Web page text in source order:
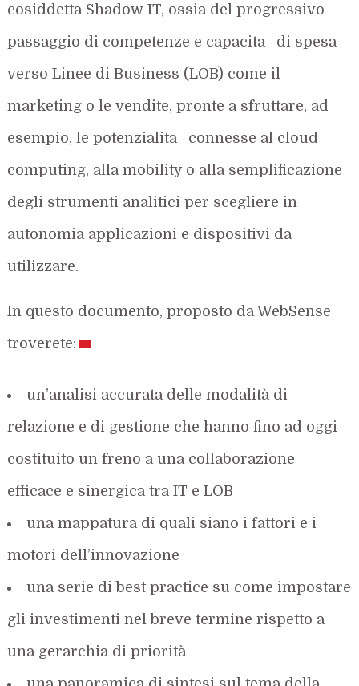
cosiddetta Shadow IT, ossia del progressivo
passaggio di competenze e capacita di spesa
verso Linee di Business (LOB) come il
marketing o le vendite, pronte a sfruttare, ad
esempio, le potenzialita connesse al cloud
computing, alla mobility o alla semplificazione
degli strumenti analitici per scegliere in
autonomia applicazioni e dispositivi da
utilizzare.
In questo documento, proposto da WebSense
troverete:
un’analisi accurata delle modalità di
relazione e di gestione che hanno fino ad oggi
costituito un freno a una collaborazione
efficace e sinergica tra IT e LOB
una mappatura di quali siano i fattori e i
motori dell’innovazione
una serie di best practice su come impostare
gli investimenti nel breve termine rispetto a
una gerarchia di priorità